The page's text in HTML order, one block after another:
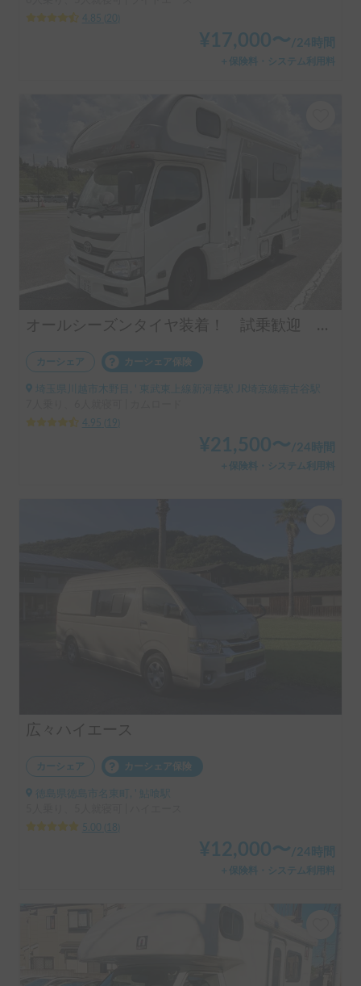
4.85
20
¥ 17,000〜 /24時間
＋保険料・システム利用料
オールシーズンタイヤ装着！ 試乗歓迎 事前説明可能！
カーシェア カーシェア保険
埼玉県川越市木野目, ' 東武東上線新河岸駅 JR埼京線南古谷駅
4.95
19
¥21,500〜 /24時間
＋保険料・システム利用料
広々ハイエース
カーシェア カーシェア保険
徳島県徳島市名東町, ' 鮎喰駅
5.00
18
¥ 12,000〜 /24時間
＋保険料・システム利用料